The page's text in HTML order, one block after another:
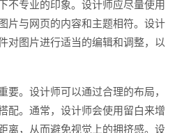
不专业的印象。设计师应尽量使用
片与网页的内容和主题相符。设计
对图片进行适当的编辑和调整，以
要。设计师可以通过合理的布局，
配。通常，设计师会使用留白来增
离，从而避免视觉上的拥挤感。设